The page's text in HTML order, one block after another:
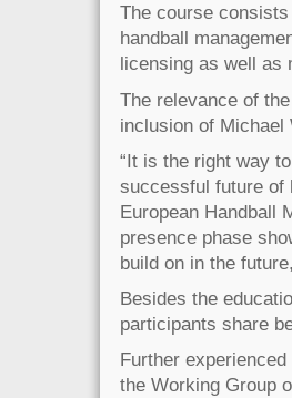
The course
handball
licensing as well as
The relevance of
inclusion of Michael
“It is the right way
successful future of
European Handball
presence phase
build on in the
Besides the
participants share
Further
the Working Group